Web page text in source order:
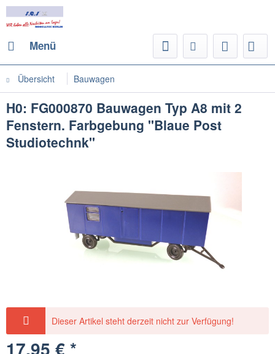
Menü
Übersicht Bauwagen
H0: FG000870 Bauwagen Typ A8 mit 2
Fenstern. Farbgebung "Blaue Post
Studiotechnk"
Dieser Artikel steht derzeit nicht zur Verfügung!
17,95 € *